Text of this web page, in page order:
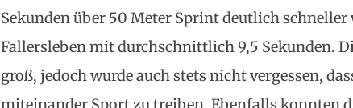
Sekunden über 50 Meter Sprint deutlich schneller
Fallersleben mit durchschnittlich 9,5 Sekunden.
groß, jedoch wurde auch stets nicht vergessen,